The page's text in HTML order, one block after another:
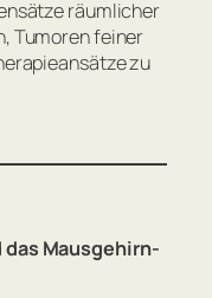
räumlicher
Tumoren feiner
zu
Mausgehirn-